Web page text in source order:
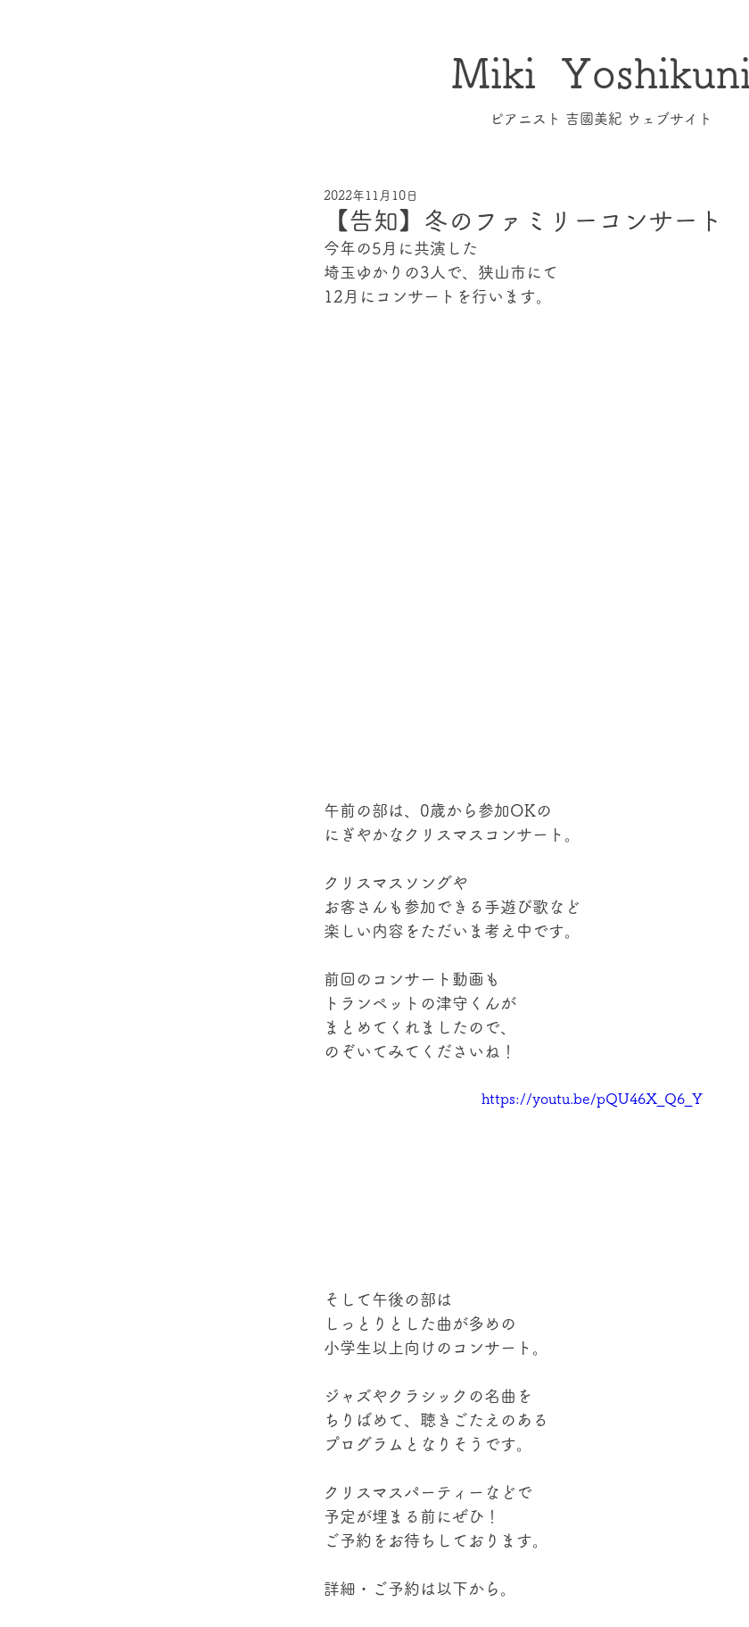
Miki Yoshikuni
​ピアニスト 吉國美紀 ウェブサイト
【告知】冬のファミリーコンサート
2022年11月10日
今年の5月に共演した
埼玉ゆかりの3人で、狭山市にて
12月にコンサートを行います。
午前の部は、0歳から参加OKの
にぎやかなクリスマスコンサート。
クリスマスソングや
お客さんも参加できる手遊び歌など
楽しい内容をただいま考え中です。
前回のコンサート動画も
トランペットの津守くんが
まとめてくれましたので、
のぞいてみてくださいね！
https://youtu.be/pQU46X_Q6_Y
そして午後の部は
しっとりとした曲が多めの
小学生以上向けのコンサート。
ジャズやクラシックの名曲を
ちりばめて、聴きごたえのある
プログラムとなりそうです。
クリスマスパーティーなどで
予定が埋まる前にぜひ！
ご予約をお待ちしております。
詳細・ご予約は以下から。